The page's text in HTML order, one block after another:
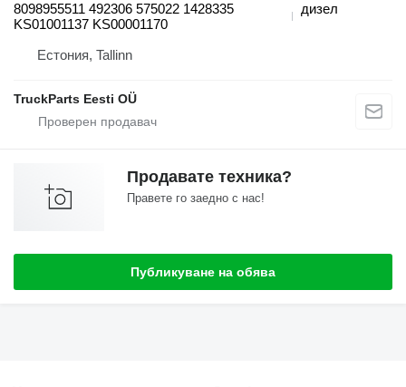
8098955511 492306 575022 1428335
KS01001137 KS00001170
дизел
Естония, Tallinn
TruckParts Eesti OÜ
Продавате техника?
Правете го заедно с нас!
Публикуване на обява